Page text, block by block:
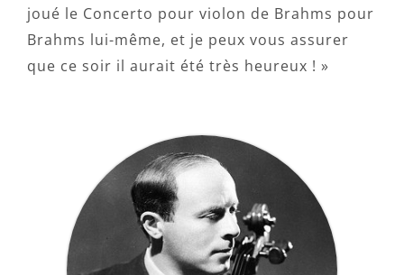
joué le Concerto pour violon de Brahms pour
Brahms lui-même, et je peux vous assurer
que ce soir il aurait été très heureux ! »